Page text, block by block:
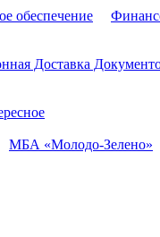
обеспечение
Доставка
МБА «Молодо-Зелено»